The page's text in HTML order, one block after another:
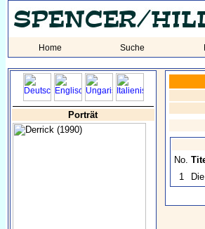
Home Suche
Porträt
No.
1